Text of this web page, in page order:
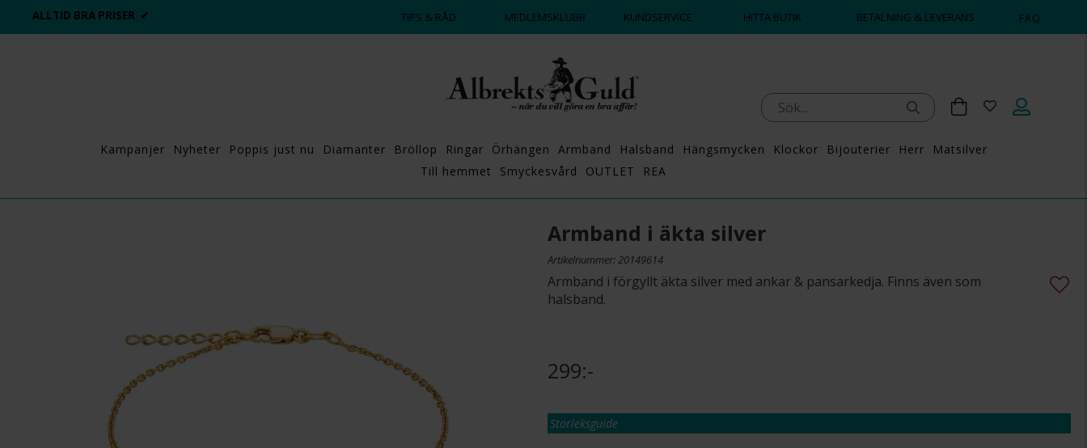
ALLTID BRA PRISER ✔ DAGS ATT POPPA?
TIPS & RÅD MEDLEMSKLUBB KUNDSERVICE HITTA BUTIK BETALNING & LEVERANS FAQ
Kampanjer Nyheter Poppis just nu Diamanter Bröllop Ringar Örhängen Armband Halsband Hängsmycken Klockor Bijouterier Herr
Matsilver
Till hemmet
Smyckesvård OUTLET REA
Armband i äkta silver
Artikelnummer: 20149614
Armband i förgyllt äkta silver med ankar & pansarkedja. Finns även som
halsband.
299:-
Storleksguide